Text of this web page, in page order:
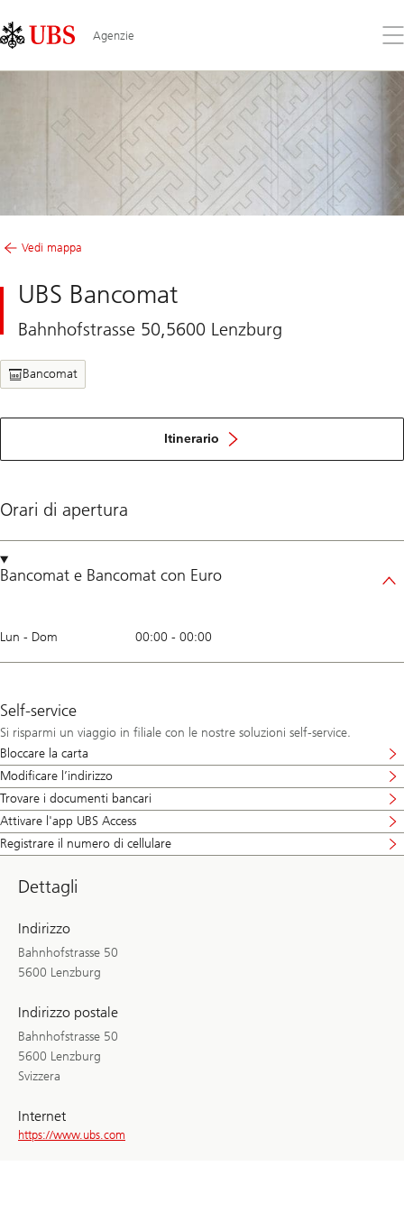
Links
Area
Agenzie
il
Vedi mappa
UBS Bancomat
Bahnhofstrasse 50,5600 Lenzburg
Bancomat
Itinerario
Orari di apertura
Bancomat e Bancomat con Euro
Lun - Dom 00:00 - 00:00
Self-service
Si risparmi un viaggio in filiale con le nostre soluzioni self-service.
Bloccare la carta
Modificare l’indirizzo
Trovare i documenti bancari
Attivare l'app UBS Access
Registrare il numero di cellulare
Dettagli
Indirizzo
Bahnhofstrasse 50
5600 Lenzburg
Indirizzo postale
Bahnhofstrasse 50
5600 Lenzburg
Svizzera
Internet
https://www.ubs.com